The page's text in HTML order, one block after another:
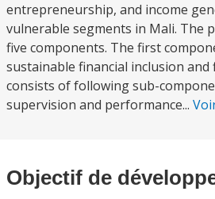
entrepreneurship, and income
vulnerable segments in Mali. The
five components. The first
sustainable financial inclusion
consists of following sub-
supervision and performance...
Objectif de